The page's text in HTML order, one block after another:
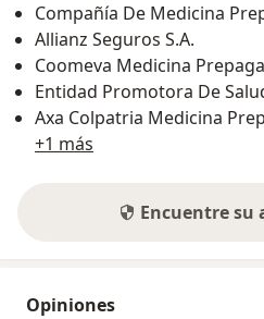
Compañía De Medicina
Allianz Seguros S.A.
Coomeva Medicina
Entidad Promotora De
Axa Colpatria Medicina
+1 más
Encuentre su
Opiniones